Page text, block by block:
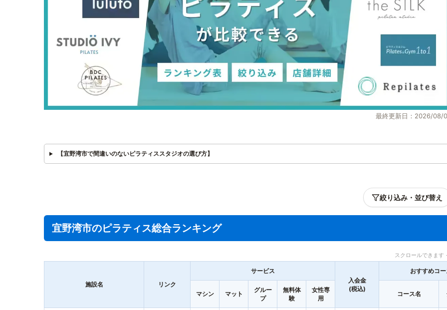
最終更新日：2026/08/
【宜野湾市で間違いのないピラティススタジオの選び方】
絞り込み・並び替え
宜野湾市のピラティス総合ランキング
スクロールできます
施設名 リンク
サービス
入会金
(税込)
おすすめコー
マシン マット
グルー
プ
無料体
験
女性専
用
コース名